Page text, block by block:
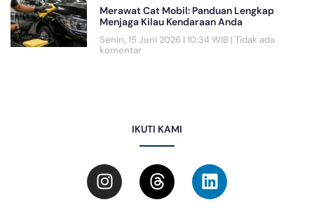
Merawat Cat Mobil: Panduan Lengkap
Menjaga Kilau Kendaraan Anda
Senin, 15 Juni 2026 | 10:34 WIB Tidak ada
komentar
IKUTI KAMI